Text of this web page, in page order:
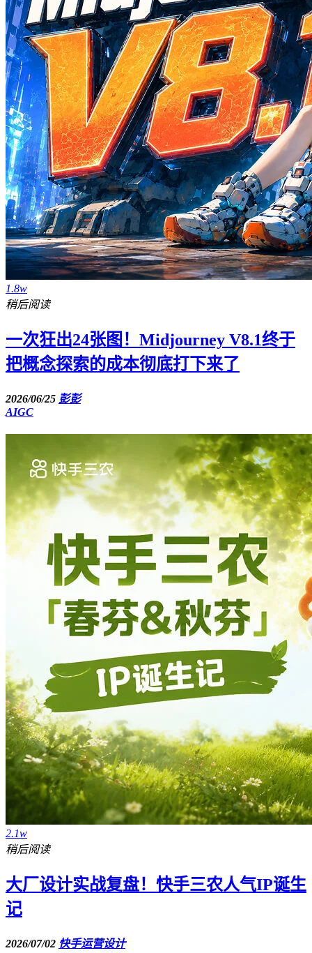
1.8w
稍后阅读
一次狂出24张图！Midjourney V8.1终于
把概念探索的成本彻底打下来了
2026/06/25 彭彭
AIGC
2.1w
稍后阅读
大厂设计实战复盘！快手三农人气IP诞生
记
2026/07/02 快手运营设计